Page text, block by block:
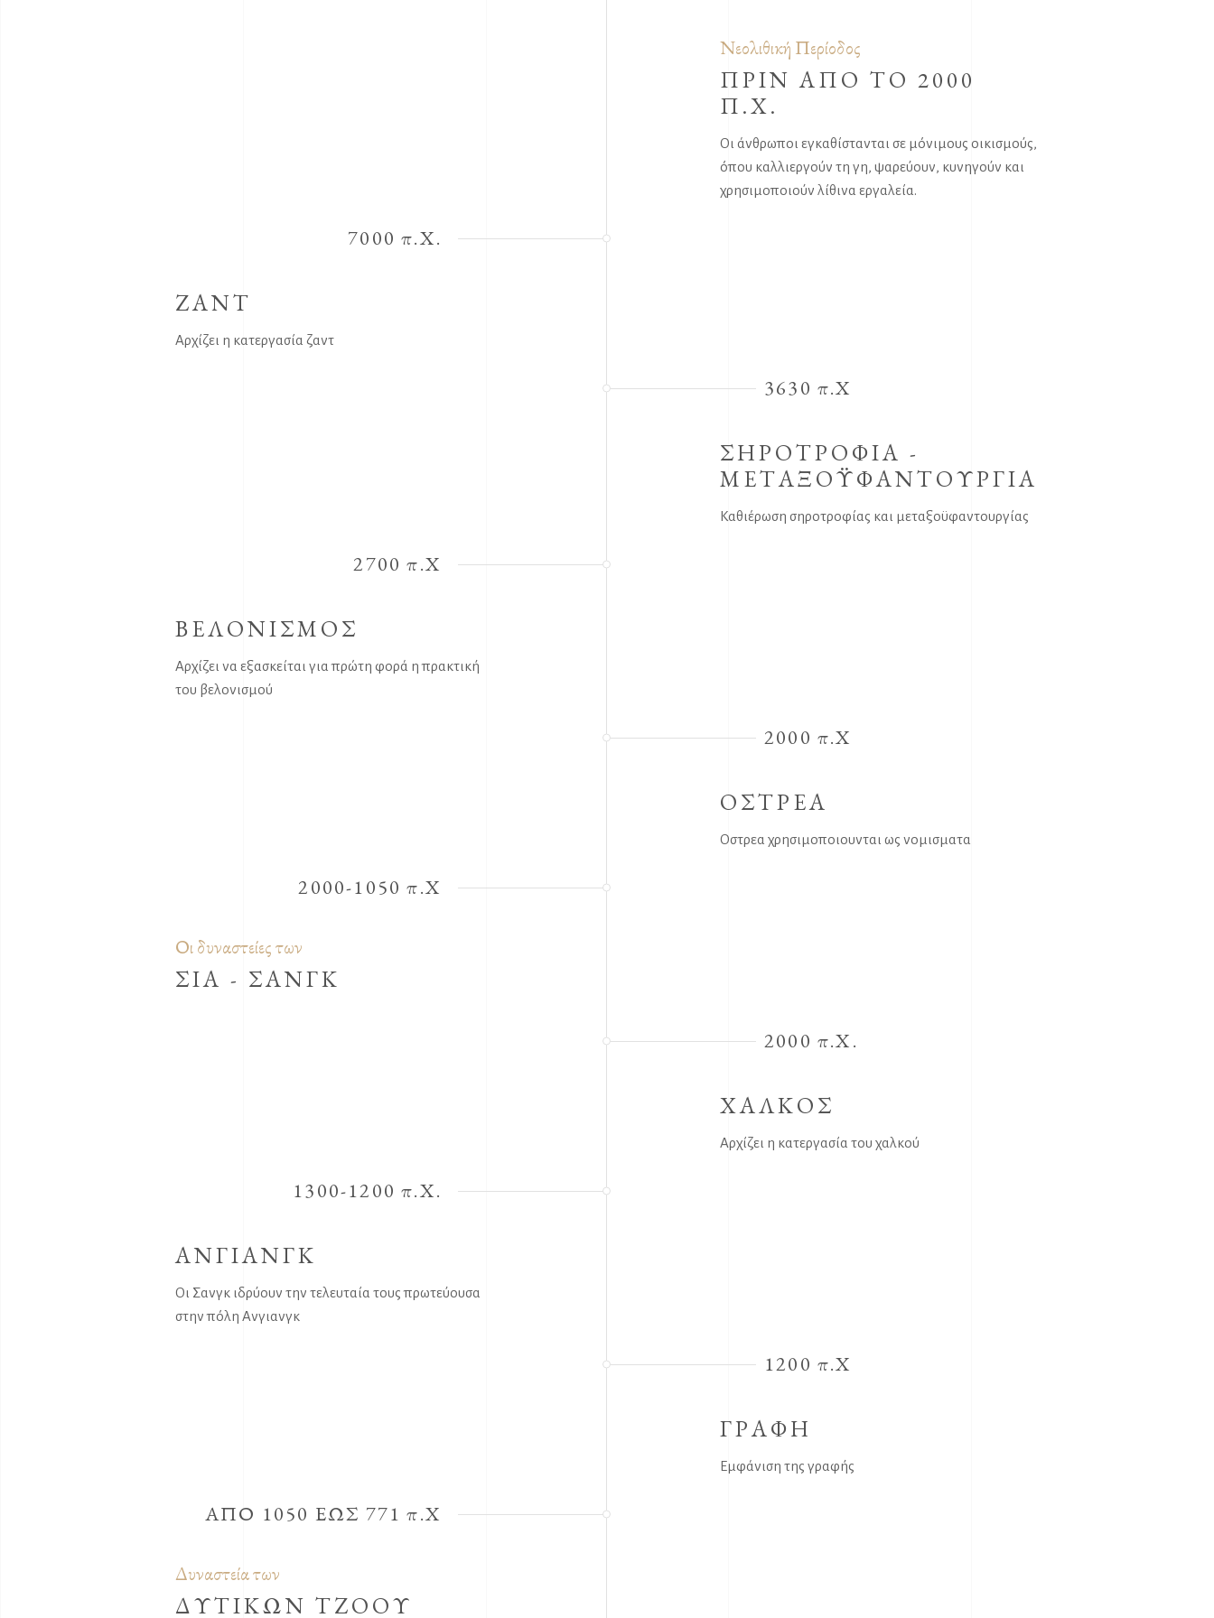
Νεολιθική Περίοδος
ΠΡΙΝ ΑΠΟ ΤΟ 2000
Π.Χ.
Οι άνθρωποι εγκαθίστανται σε μόνιμους οικισμούς,
όπου καλλιεργούν τη γη, ψαρεύουν, κυνηγούν και
χρησιμοποιούν λίθινα εργαλεία.
7000 π.Χ.
ΖΑΝΤ
Αρχίζει η κατεργασία ζαντ
3630 π.Χ
ΣΗΡΟΤΡΟΦΙΑ -
ΜΕΤΑΞΟΫΦΑΝΤΟΥΡΓΙΑ
Καθιέρωση σηροτροφίας και μεταξοϋφαντουργίας
2700 π.Χ
ΒΕΛΟΝΙΣΜΟΣ
Αρχίζει να εξασκείται για πρώτη φορά η πρακτική
του βελονισμού
2000 π.Χ
ΟΣΤΡΕΑ
Οστρεα χρησιμοποιουνται ως νομισματα
2000-1050 π.Χ
Οι δυναστείες των
ΣΙΑ - ΣΑΝΓΚ
2000 π.Χ.
ΧΑΛΚΟΣ
Αρχίζει η κατεργασία του χαλκού
1300-1200 π.Χ.
ΑΝΓΙΑΝΓΚ
Οι Σανγκ ιδρύουν την τελευταία τους πρωτεύουσα
στην πόλη Ανγιανγκ
1200 π.Χ
ΓΡΑΦΗ
Εμφάνιση της γραφής
ΑΠΟ 1050 ΕΩΣ 771 π.Χ
Δυναστεία των
ΔΥΤΙΚΩΝ ΤΖΟΟΥ